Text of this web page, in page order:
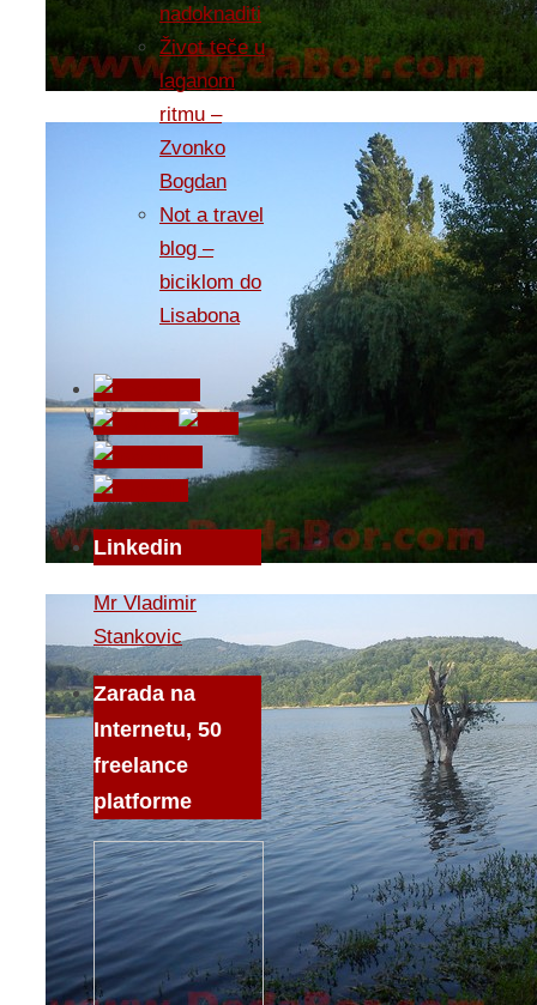
nadoknaditi
Život teče u
laganom
ritmu –
Zvonko
Bogdan
Not a travel
blog –
biciklom do
Lisabona
Linkedin
Mr Vladimir
Stankovic
Zarada na
Internetu, 50
freelance
platforme